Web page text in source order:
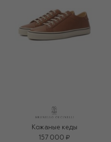
Кожаные кеды
157 000 ₽